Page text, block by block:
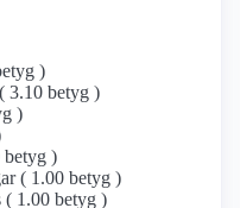
)
3.10 betyg )
)
betyg )
( 1.00 betyg )
( 1.00 betyg )